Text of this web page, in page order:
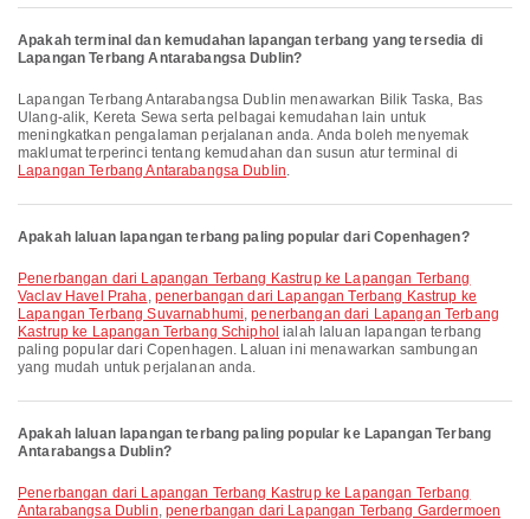
Apakah terminal dan kemudahan lapangan terbang yang tersedia di
Lapangan Terbang Antarabangsa Dublin?
Lapangan Terbang Antarabangsa Dublin menawarkan Bilik Taska, Bas
Ulang-alik, Kereta Sewa serta pelbagai kemudahan lain untuk
meningkatkan pengalaman perjalanan anda. Anda boleh menyemak
maklumat terperinci tentang kemudahan dan susun atur terminal di
Lapangan Terbang Antarabangsa Dublin.
Apakah laluan lapangan terbang paling popular dari Copenhagen?
penerbangan dari Lapangan Terbang Kastrup ke Lapangan Terbang
Vaclav Havel Praha, penerbangan dari Lapangan Terbang Kastrup ke
Lapangan Terbang Suvarnabhumi,penerbangan dari Lapangan Terbang
Kastrup ke Lapangan Terbang Schiphol ialah laluan lapangan terbang
paling popular dari Copenhagen. Laluan ini menawarkan sambungan
yang mudah untuk perjalanan anda.
Apakah laluan lapangan terbang paling popular ke Lapangan Terbang
Antarabangsa Dublin?
penerbangan dari Lapangan Terbang Kastrup ke Lapangan Terbang
Antarabangsa Dublin, penerbangan dari Lapangan Terbang Gardermoen